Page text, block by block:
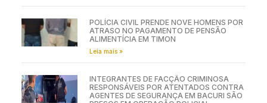
POLÍCIA CIVIL PRENDE NOVE HOMENS POR
ATRASO NO PAGAMENTO DE PENSÃO
ALIMENTÍCIA EM TIMON
Leia mais »
INTEGRANTES DE FACÇÃO CRIMINOSA
RESPONSÁVEIS POR ATENTADOS CONTRA
AGENTES DE SEGURANÇA EM BACURI SÃO